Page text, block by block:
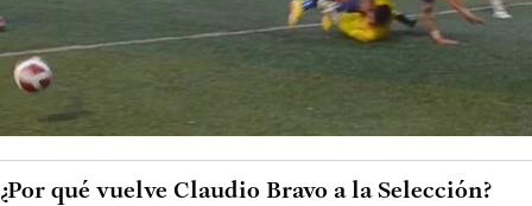
¿Por qué vuelve Claudio Bravo a la Selección?